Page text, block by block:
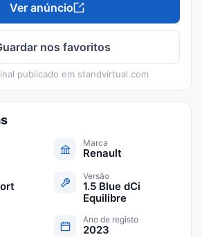
Ver anúncio
nos favoritos
publicado em standvirtual.com
Marca
Renault
Versão
1.5 Blue dCi
Equilibre
Ano de registo
2023